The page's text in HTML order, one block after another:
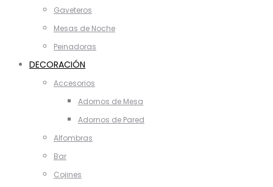
Gaveteros
Mesas de Noche
Peinadoras
DECORACIÓN
Accesorios
Adornos de Mesa
Adornos de Pared
Alfombras
Bar
Cojines